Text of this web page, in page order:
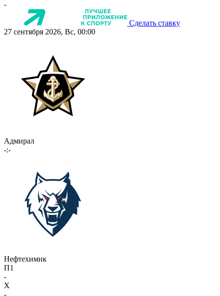
-
Сделать ставку
27 сентября 2026, Вс, 00:00
Адмирал
-:-
Нефтехимик
П1
-
X
-